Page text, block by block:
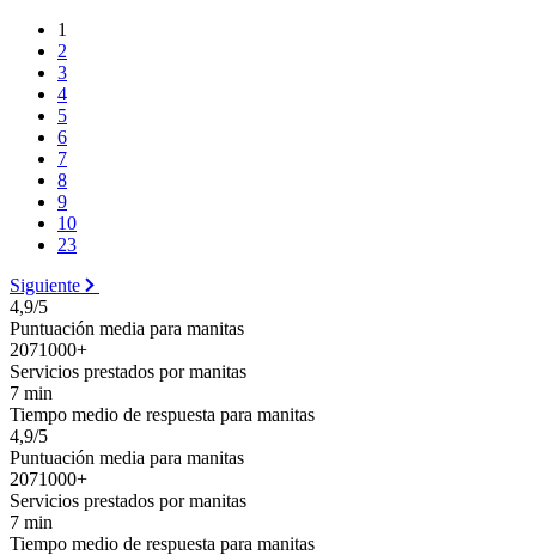
1
2
3
4
5
6
7
8
9
10
23
Siguiente
4,9/5
Puntuación media para manitas
2071000+
Servicios prestados por manitas
7 min
Tiempo medio de respuesta para manitas
4,9/5
Puntuación media para manitas
2071000+
Servicios prestados por manitas
7 min
Tiempo medio de respuesta para manitas